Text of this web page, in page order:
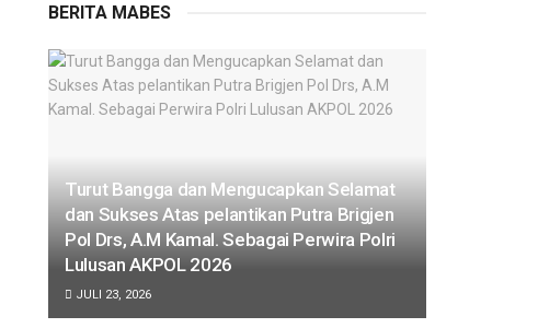
BERITA MABES
Turut Bangga dan Mengucapkan Selamat
dan Sukses Atas pelantikan Putra Brigjen
Pol Drs, A.M Kamal. Sebagai Perwira Polri
Lulusan AKPOL 2026
JULI 23, 2026